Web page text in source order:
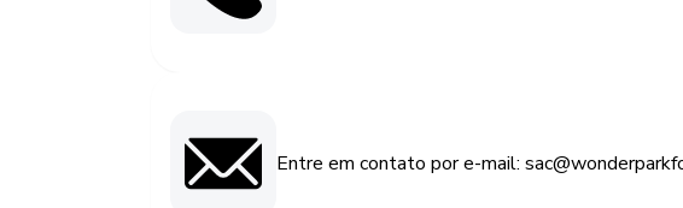
Entre em contato por e-mail: